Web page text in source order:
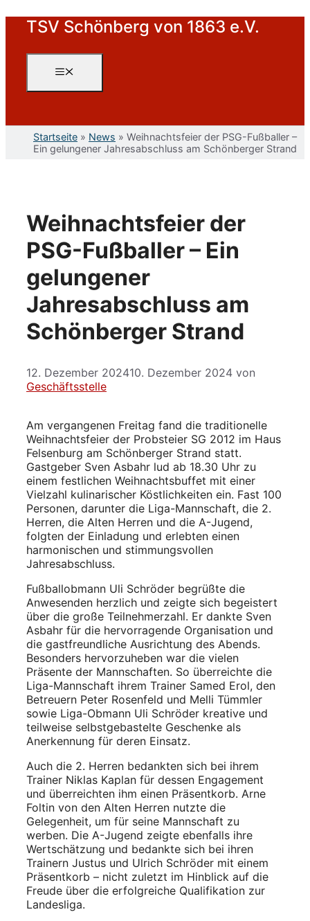
Zum
Inhalt
springen
TSV Schönberg von 1863 e.V.
Menü
Startseite » News » Weihnachtsfeier der PSG-Fußballer –
Ein gelungener Jahresabschluss am Schönberger Strand
Weihnachtsfeier der
PSG-Fußballer – Ein
gelungener
Jahresabschluss am
Schönberger Strand
12. Dezember 202410. Dezember 2024 von
Geschäftsstelle
Am vergangenen Freitag fand die traditionelle
Weihnachtsfeier der Probsteier SG 2012 im Haus
Felsenburg am Schönberger Strand statt.
Gastgeber Sven Asbahr lud ab 18.30 Uhr zu
einem festlichen Weihnachtsbuffet mit einer
Vielzahl kulinarischer Köstlichkeiten ein. Fast 100
Personen, darunter die Liga-Mannschaft, die 2.
Herren, die Alten Herren und die A-Jugend,
folgten der Einladung und erlebten einen
harmonischen und stimmungsvollen
Jahresabschluss.
Fußballobmann Uli Schröder begrüßte die
Anwesenden herzlich und zeigte sich begeistert
über die große Teilnehmerzahl. Er dankte Sven
Asbahr für die hervorragende Organisation und
die gastfreundliche Ausrichtung des Abends.
Besonders hervorzuheben war die vielen
Präsente der Mannschaften. So überreichte die
Liga-Mannschaft ihrem Trainer Samed Erol, den
Betreuern Peter Rosenfeld und Melli Tümmler
sowie Liga-Obmann Uli Schröder kreative und
teilweise selbstgebastelte Geschenke als
Anerkennung für deren Einsatz.
Auch die 2. Herren bedankten sich bei ihrem
Trainer Niklas Kaplan für dessen Engagement
und überreichten ihm einen Präsentkorb. Arne
Foltin von den Alten Herren nutzte die
Gelegenheit, um für seine Mannschaft zu
werben. Die A-Jugend zeigte ebenfalls ihre
Wertschätzung und bedankte sich bei ihren
Trainern Justus und Ulrich Schröder mit einem
Präsentkorb – nicht zuletzt im Hinblick auf die
Freude über die erfolgreiche Qualifikation zur
Landesliga.